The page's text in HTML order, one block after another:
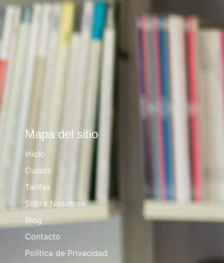
Mapa del sitio
Inicio
Cursos
Tarifas
Sobre Nosotros
Blog
Contacto
Política de Privacidad